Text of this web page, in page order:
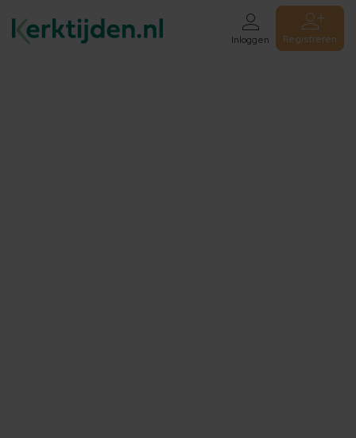
Inloggen Registreren